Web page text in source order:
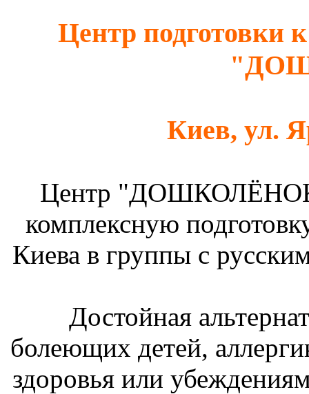
Центр подготовки
Киев, ул.
Центр "ДОШКОЛЁНОК"
комплексную
Киева в группы с
Достойная
болеющих детей,
здоровья или